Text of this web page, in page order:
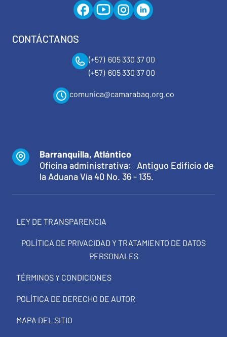
CONTÁCTANOS
(+57) 605 330 37 00
(+57) 605 330 37 00
comunica@camarabaq.org.co
Barranquilla, Atlántico
Oficina administrativa: Antiguo Edificio de
la Aduana Vía 40 No. 36 - 135.
LEY DE TRANSPARENCIA
POLÍTICA DE PRIVACIDAD Y TRATAMIENTO DE DATOS
PERSONALES
TÉRMINOS Y CONDICIONES
POLÍTICA DE DERECHO DE AUTOR
MAPA DEL SITIO